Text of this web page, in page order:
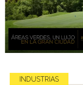
INDUSTRIAS